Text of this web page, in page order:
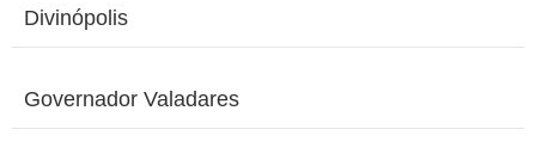
Divinópolis
Governador Valadares